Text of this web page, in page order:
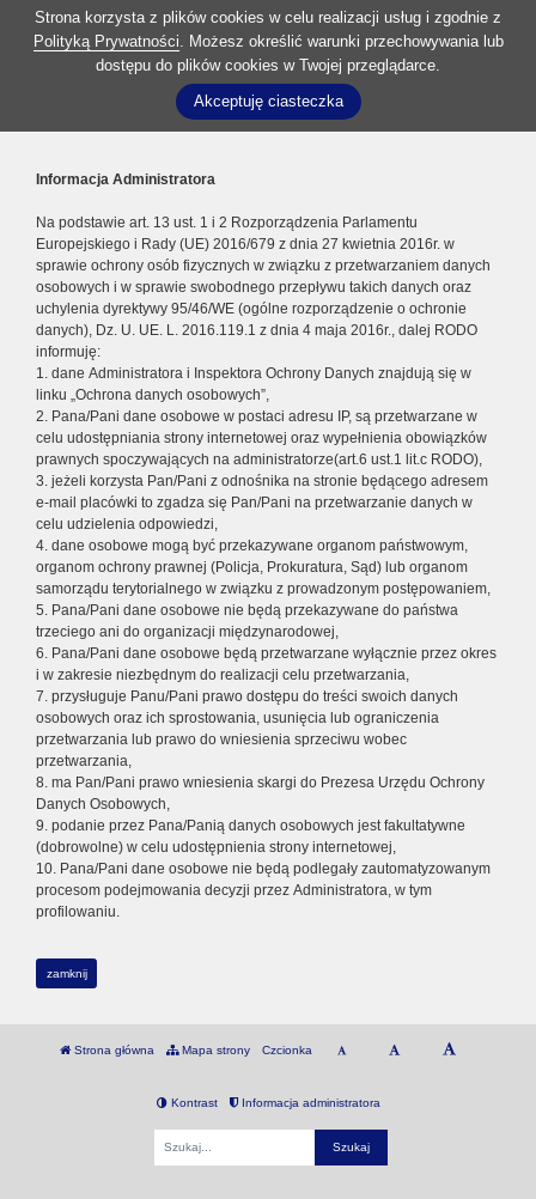
Strona korzysta z plików cookies w celu realizacji usług i zgodnie z
Polityką Prywatności. Możesz określić warunki przechowywania lub
dostępu do plików cookies w Twojej przeglądarce.
Akceptuję ciasteczka
Informacja Administratora
Na podstawie art. 13 ust. 1 i 2 Rozporządzenia Parlamentu
Europejskiego i Rady (UE) 2016/679 z dnia 27 kwietnia 2016r. w
sprawie ochrony osób fizycznych w związku z przetwarzaniem danych
osobowych i w sprawie swobodnego przepływu takich danych oraz
uchylenia dyrektywy 95/46/WE (ogólne rozporządzenie o ochronie
danych), Dz. U. UE. L. 2016.119.1 z dnia 4 maja 2016r., dalej RODO
informuję:
1. dane Administratora i Inspektora Ochrony Danych znajdują się w
linku „Ochrona danych osobowych”,
2. Pana/Pani dane osobowe w postaci adresu IP, są przetwarzane w
celu udostępniania strony internetowej oraz wypełnienia obowiązków
prawnych spoczywających na administratorze(art.6 ust.1 lit.c RODO),
3. jeżeli korzysta Pan/Pani z odnośnika na stronie będącego adresem
e-mail placówki to zgadza się Pan/Pani na przetwarzanie danych w
celu udzielenia odpowiedzi,
4. dane osobowe mogą być przekazywane organom państwowym,
organom ochrony prawnej (Policja, Prokuratura, Sąd) lub organom
samorządu terytorialnego w związku z prowadzonym postępowaniem,
5. Pana/Pani dane osobowe nie będą przekazywane do państwa
trzeciego ani do organizacji międzynarodowej,
6. Pana/Pani dane osobowe będą przetwarzane wyłącznie przez okres
i w zakresie niezbędnym do realizacji celu przetwarzania,
7. przysługuje Panu/Pani prawo dostępu do treści swoich danych
osobowych oraz ich sprostowania, usunięcia lub ograniczenia
przetwarzania lub prawo do wniesienia sprzeciwu wobec
przetwarzania,
8. ma Pan/Pani prawo wniesienia skargi do Prezesa Urzędu Ochrony
Danych Osobowych,
9. podanie przez Pana/Panią danych osobowych jest fakultatywne
(dobrowolne) w celu udostępnienia strony internetowej,
10. Pana/Pani dane osobowe nie będą podlegały zautomatyzowanym
procesom podejmowania decyzji przez Administratora, w tym
profilowaniu.
zamknij
Strona główna Mapa strony Czcionka
Kontrast Informacja administratora